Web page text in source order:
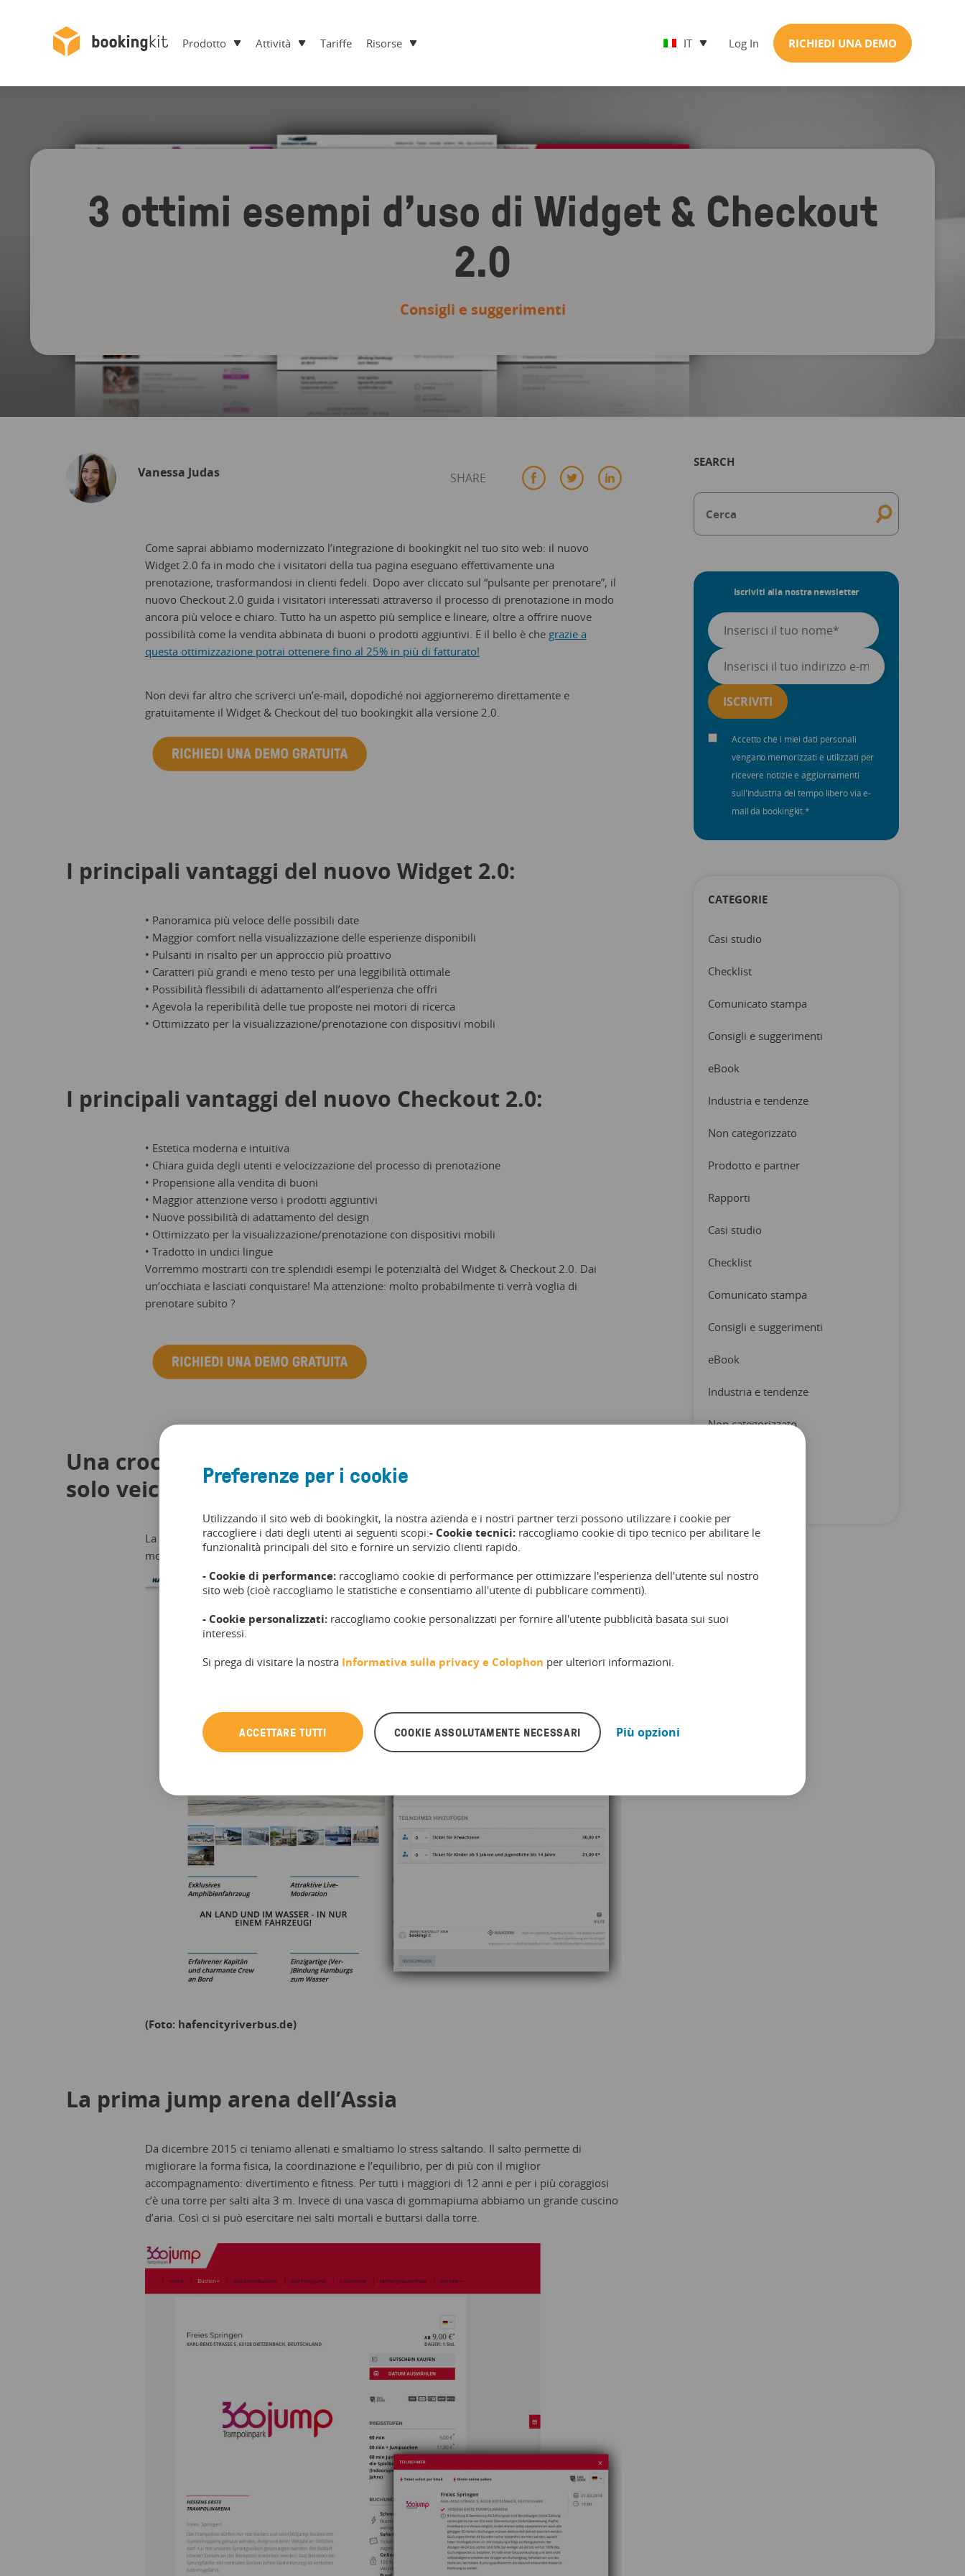
Prodotto Attività Tariffe Risorse IT Log In RICHIEDI UNA DEMO
3 ottimi esempi d’uso di Widget & Checkout
2.0
Consigli e suggerimenti
Vanessa Judas SHARE
Come saprai abbiamo modernizzato l’integrazione di bookingkit nel tuo sito web: il nuovo
Widget 2.0 fa in modo che i visitatori della tua pagina eseguano effettivamente una
prenotazione, trasformandosi in clienti fedeli. Dopo aver cliccato sul “pulsante per prenotare”, il
nuovo Checkout 2.0 guida i visitatori interessati attraverso il processo di prenotazione in modo
ancora più veloce e chiaro. Tutto ha un aspetto più semplice e lineare, oltre a offrire nuove
possibilità come la vendita abbinata di buoni o prodotti aggiuntivi. E il bello è che grazie a
questa ottimizzazione potrai ottenere fino al 25% in più di fatturato!
Non devi far altro che scriverci un’e-mail, dopodiché noi aggiorneremo direttamente e
gratuitamente il Widget & Checkout del tuo bookingkit alla versione 2.0.
I principali vantaggi del nuovo Widget 2.0:
• Panoramica più veloce delle possibili date
• Maggior comfort nella visualizzazione delle esperienze disponibili
• Pulsanti in risalto per un approccio più proattivo
• Caratteri più grandi e meno testo per una leggibilità ottimale
• Possibilità flessibili di adattamento all’esperienza che offri
• Agevola la reperibilità delle tue proposte nei motori di ricerca
• Ottimizzato per la visualizzazione/prenotazione con dispositivi mobili
I principali vantaggi del nuovo Checkout 2.0:
• Estetica moderna e intuitiva
• Chiara guida degli utenti e velocizzazione del processo di prenotazione
• Propensione alla vendita di buoni
• Maggior attenzione verso i prodotti aggiuntivi
• Nuove possibilità di adattamento del design
• Ottimizzato per la visualizzazione/prenotazione con dispositivi mobili
• Tradotto in undici lingue
Vorremmo mostrarti con tre splendidi esempi le potenzialtà del Widget & Checkout 2.0. Dai
un’occhiata e lasciati conquistare! Ma attenzione: molto probabilmente ti verrà voglia di
prenotare subito ?
Una crociera in città: sulla terra e sull’acqua con un
solo veicolo
La straordinaria crociera cittadina anfibia che attraversa la storica Speicherstadt di Amburgo, la
mondana HafenCity e il caratteristico quartiere di Rothenburgsort.
(Foto: hafencityriverbus.de)
La prima jump arena dell’Assia
Da dicembre 2015 ci teniamo allenati e smaltiamo lo stress saltando. Il salto permette di
migliorare la forma fisica, la coordinazione e l’equilibrio, per di più con il miglior
accompagnamento: divertimento e fitness. Per tutti i maggiori di 12 anni e per i più coraggiosi
c’è una torre per salti alta 3 m. Invece di una vasca di gommapiuma abbiamo un grande cuscino
d’aria. Così ci si può esercitare nei salti mortali e buttarsi dalla torre.
SEARCH
Iscriviti alla nostra newsletter
Accetto che i miei dati personali
vengano memorizzati e utilizzati per
ricevere notizie e aggiornamenti
sull'industria del tempo libero via e-
mail da bookingkit.*
CATEGORIE
Casi studio
Checklist
Comunicato stampa
Consigli e suggerimenti
eBook
Industria e tendenze
Non categorizzato
Prodotto e partner
Rapporti
Casi studio
Checklist
Comunicato stampa
Consigli e suggerimenti
eBook
Industria e tendenze
Non categorizzato
Preferenze per i cookie
Utilizzando il sito web di bookingkit, la nostra azienda e i nostri partner terzi possono utilizzare i cookie per
raccogliere i dati degli utenti ai seguenti scopi:- Cookie tecnici: raccogliamo cookie di tipo tecnico per abilitare le
funzionalità principali del sito e fornire un servizio clienti rapido.
- Cookie di performance: raccogliamo cookie di performance per ottimizzare l'esperienza dell'utente sul nostro
sito web (cioè raccogliamo le statistiche e consentiamo all'utente di pubblicare commenti).
- Cookie personalizzati: raccogliamo cookie personalizzati per fornire all'utente pubblicità basata sui suoi
interessi.
Si prega di visitare la nostra Informativa sulla privacy e Colophon per ulteriori informazioni.
ACCETTARE TUTTI COOKIE ASSOLUTAMENTE NECESSARI Più opzioni